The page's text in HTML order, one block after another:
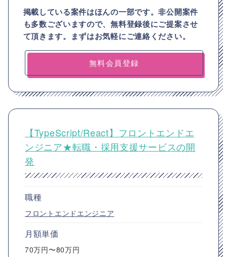
掲載している案件はほんの一部です。非公開案件
も多数ございますので、無料登録後にご提案させ
て頂きます。まずはお気軽にご連絡ください。
無料会員登録
【TypeScript/React】フロントエンドエ
ンジニア★転職・採用支援サービスの開
発
職種
フロントエンドエンジニア
月額単価
70万円〜80万円